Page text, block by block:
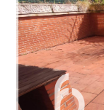
BLOG
CONTACTO